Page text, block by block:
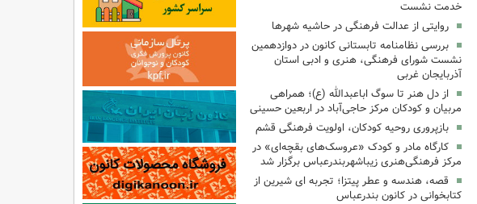
خدمت نشست
روایتی از عدالت فرهنگی در حاشیه شهرها
بررسی نظامنامه تابستانی کانون در دوازدهمین
نشست شورای فرهنگی، هنری و ادبی استان
آذربایجان غربی
از دل هنر تا سوگ اباعبدالله (ع)؛ همراهی
مربیان و کودکان مرکز حاجی‌آباد در اربعین حسینی
بازپروری روحیه کودکان، اولویت فرهنگی قشم
کارگاه مادر و کودک «عروسک‌های بقچه‌ای» در
مرکز فرهنگی‌هنری زیباشهربندرعباس برگزار شد
قصه، هندسه و عطر پیتزا؛ تجربه ای شیرین از
کتابخوانی در کانون بندرعباس